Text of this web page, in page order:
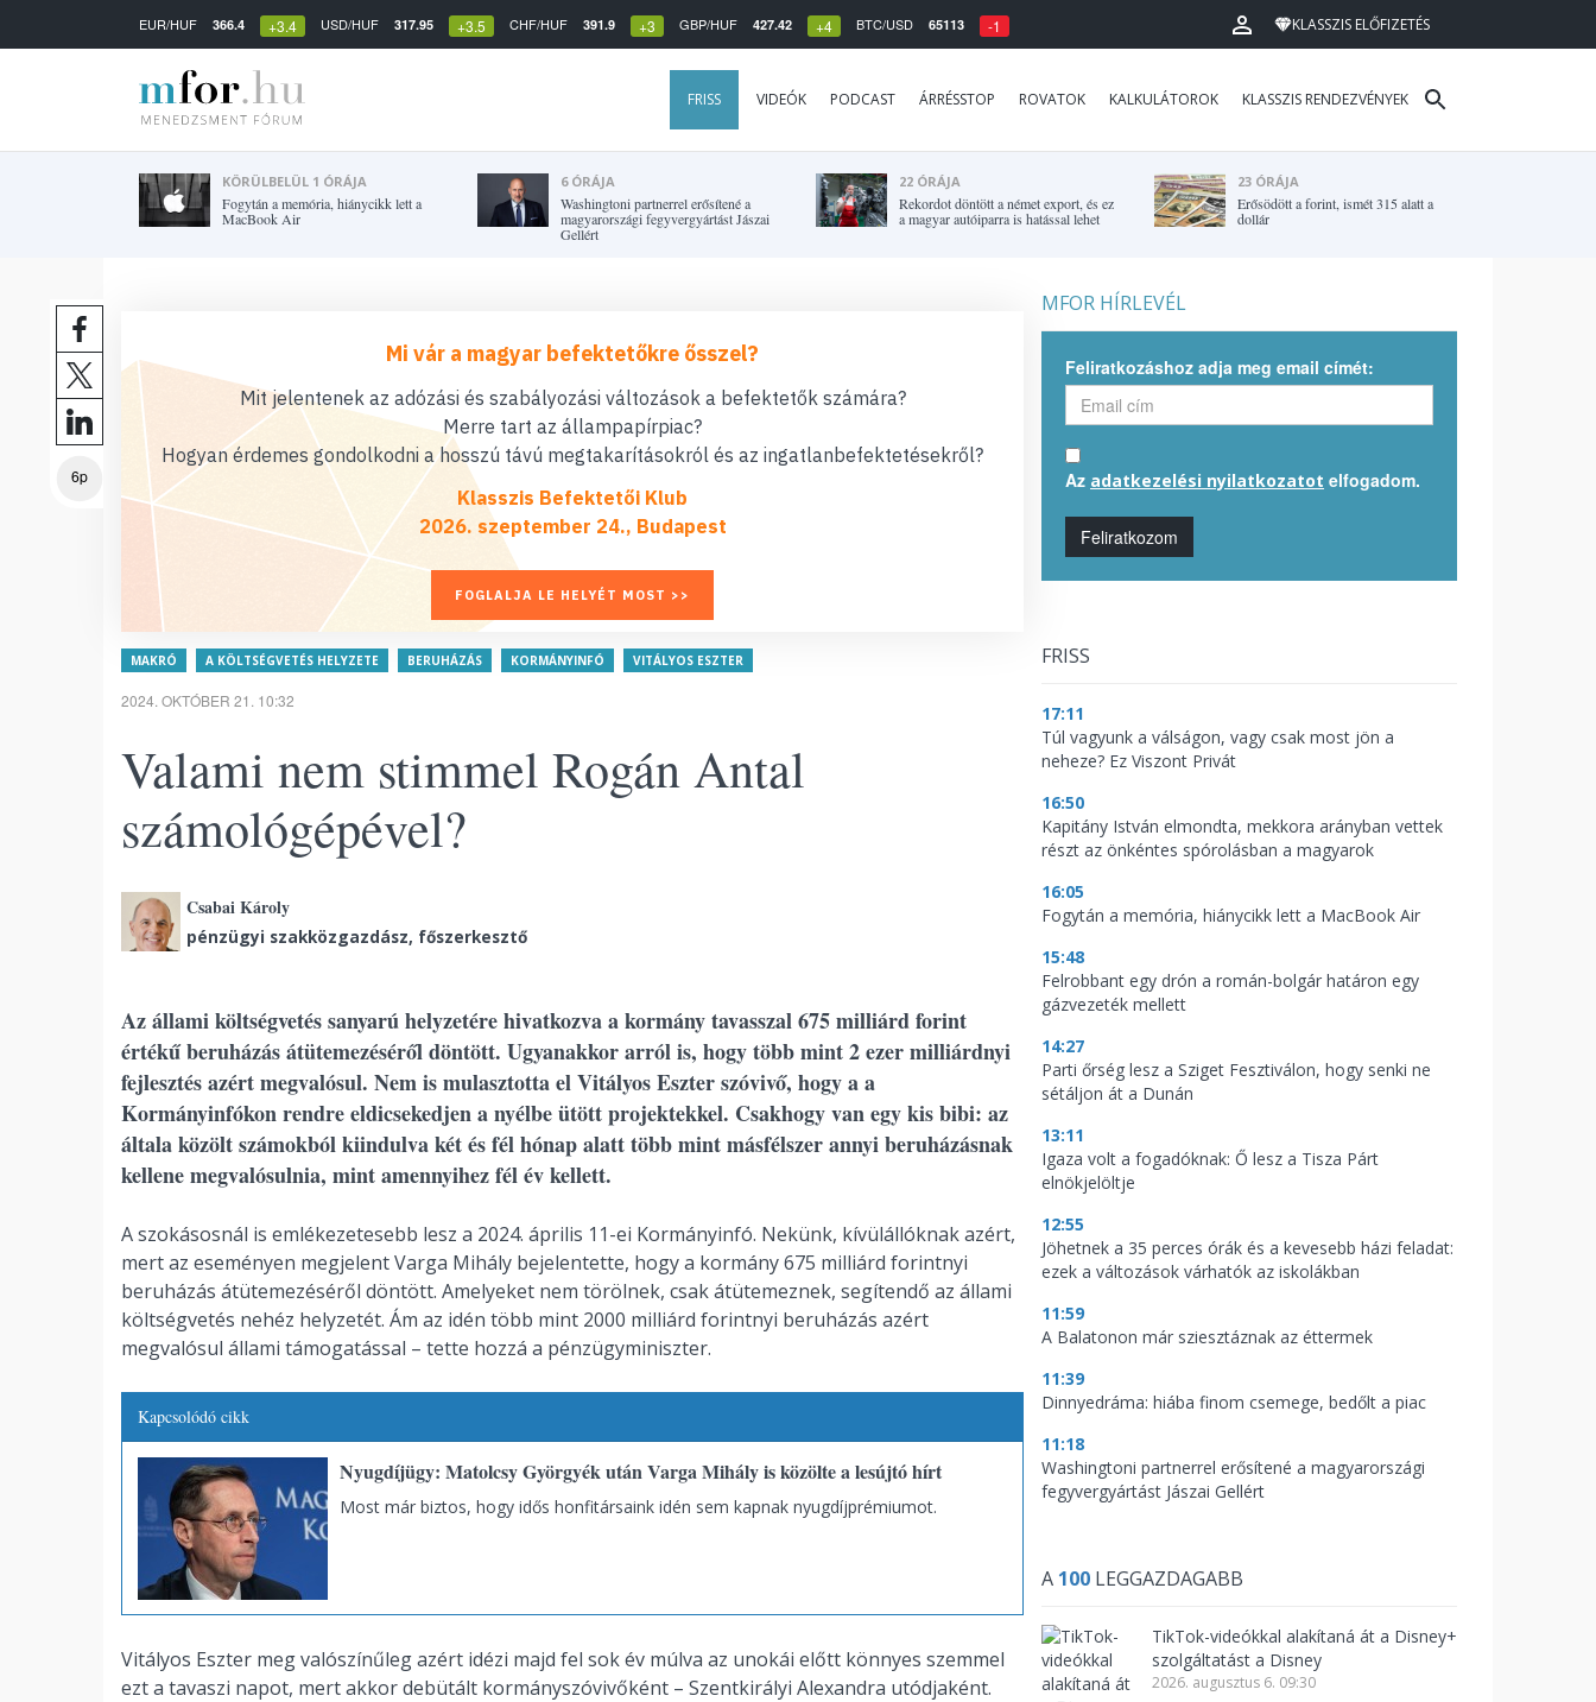
EUR/HUF 366.4 +3.4 USD/HUF 317.95 +3.5 CHF/HUF 391.9 +3 GBP/HUF 427.42 +4 BTC/USD 65113 -1 KLASSZIS ELŐFIZETÉS
FRISS VIDEÓK PODCAST ÁRRÉSSTOP ROVATOK KALKULÁTOROK KLASSZIS RENDEZVÉNYEK
KÖRÜLBELÜL 1 ÓRÁJA
Fogytán a memória, hiánycikk lett a
MacBook Air
6 ÓRÁJA
Washingtoni partnerrel erősítené a
magyarországi fegyvergyártást Jászai
Gellért
22 ÓRÁJA
Rekordot döntött a német export, és ez
a magyar autóiparra is hatással lehet
23 ÓRÁJA
Erősödött a forint, ismét 315 alatt a
dollár
6p
Mi vár a magyar befektetőkre ősszel?
Mit jelentenek az adózási és szabályozási változások a befektetők számára?
Merre tart az állampapírpiac?
Hogyan érdemes gondolkodni a hosszú távú megtakarításokról és az ingatlanbefektetésekről?
Klasszis Befektetői Klub
2026. szeptember 24., Budapest
FOGLALJA LE HELYÉT MOST >>
MAKRÓ A KÖLTSÉGVETÉS HELYZETE BERUHÁZÁS KORMÁNYINFÓ VITÁLYOS ESZTER
2024. OKTÓBER 21. 10:32
Valami nem stimmel Rogán Antal
számológépével?
Csabai Károly
pénzügyi szakközgazdász, főszerkesztő
Az állami költségvetés sanyarú helyzetére hivatkozva a kormány tavasszal 675 milliárd forint
értékű beruházás átütemezéséről döntött. Ugyanakkor arról is, hogy több mint 2 ezer milliárdnyi
fejlesztés azért megvalósul. Nem is mulasztotta el Vitályos Eszter szóvivő, hogy a a
Kormányinfókon rendre eldicsekedjen a nyélbe ütött projektekkel. Csakhogy van egy kis bibi: az
általa közölt számokból kiindulva két és fél hónap alatt több mint másfélszer annyi beruházásnak
kellene megvalósulnia, mint amennyihez fél év kellett.
A szokásosnál is emlékezetesebb lesz a 2024. április 11-ei Kormányinfó. Nekünk, kívülállóknak azért,
mert az eseményen megjelent Varga Mihály bejelentette, hogy a kormány 675 milliárd forintnyi
beruházás átütemezéséről döntött. Amelyeket nem törölnek, csak átütemeznek, segítendő az állami
költségvetés nehéz helyzetét. Ám az idén több mint 2000 milliárd forintnyi beruházás azért
megvalósul állami támogatással – tette hozzá a pénzügyminiszter.
Kapcsolódó cikk
Nyugdíjügy: Matolcsy Györgyék után Varga Mihály is közölte a lesújtó hírt
Most már biztos, hogy idős honfitársaink idén sem kapnak nyugdíjprémiumot.
Vitályos Eszter meg valószínűleg azért idézi majd fel sok év múlva az unokái előtt könnyes szemmel
ezt a tavaszi napot, mert akkor debütált kormányszóvivőként – Szentkirályi Alexandra utódjaként.
MFOR HÍRLEVÉL
Feliratkozáshoz adja meg email címét:
Az adatkezelési nyilatkozatot elfogadom.
Feliratkozom
FRISS
17:11
Túl vagyunk a válságon, vagy csak most jön a
neheze? Ez Viszont Privát
16:50
Kapitány István elmondta, mekkora arányban vettek
részt az önkéntes spórolásban a magyarok
16:05
Fogytán a memória, hiánycikk lett a MacBook Air
15:48
Felrobbant egy drón a román-bolgár határon egy
gázvezeték mellett
14:27
Parti őrség lesz a Sziget Fesztiválon, hogy senki ne
sétáljon át a Dunán
13:11
Igaza volt a fogadóknak: Ő lesz a Tisza Párt
elnökjelöltje
12:55
Jöhetnek a 35 perces órák és a kevesebb házi feladat:
ezek a változások várhatók az iskolákban
11:59
A Balatonon már sziesztáznak az éttermek
11:39
Dinnyedráma: hiába finom csemege, bedőlt a piac
11:18
Washingtoni partnerrel erősítené a magyarországi
fegyvergyártást Jászai Gellért
A 100 LEGGAZDAGABB
TikTok-videókkal alakítaná át a Disney+
szolgáltatást a Disney
2026. augusztus 6. 09:30